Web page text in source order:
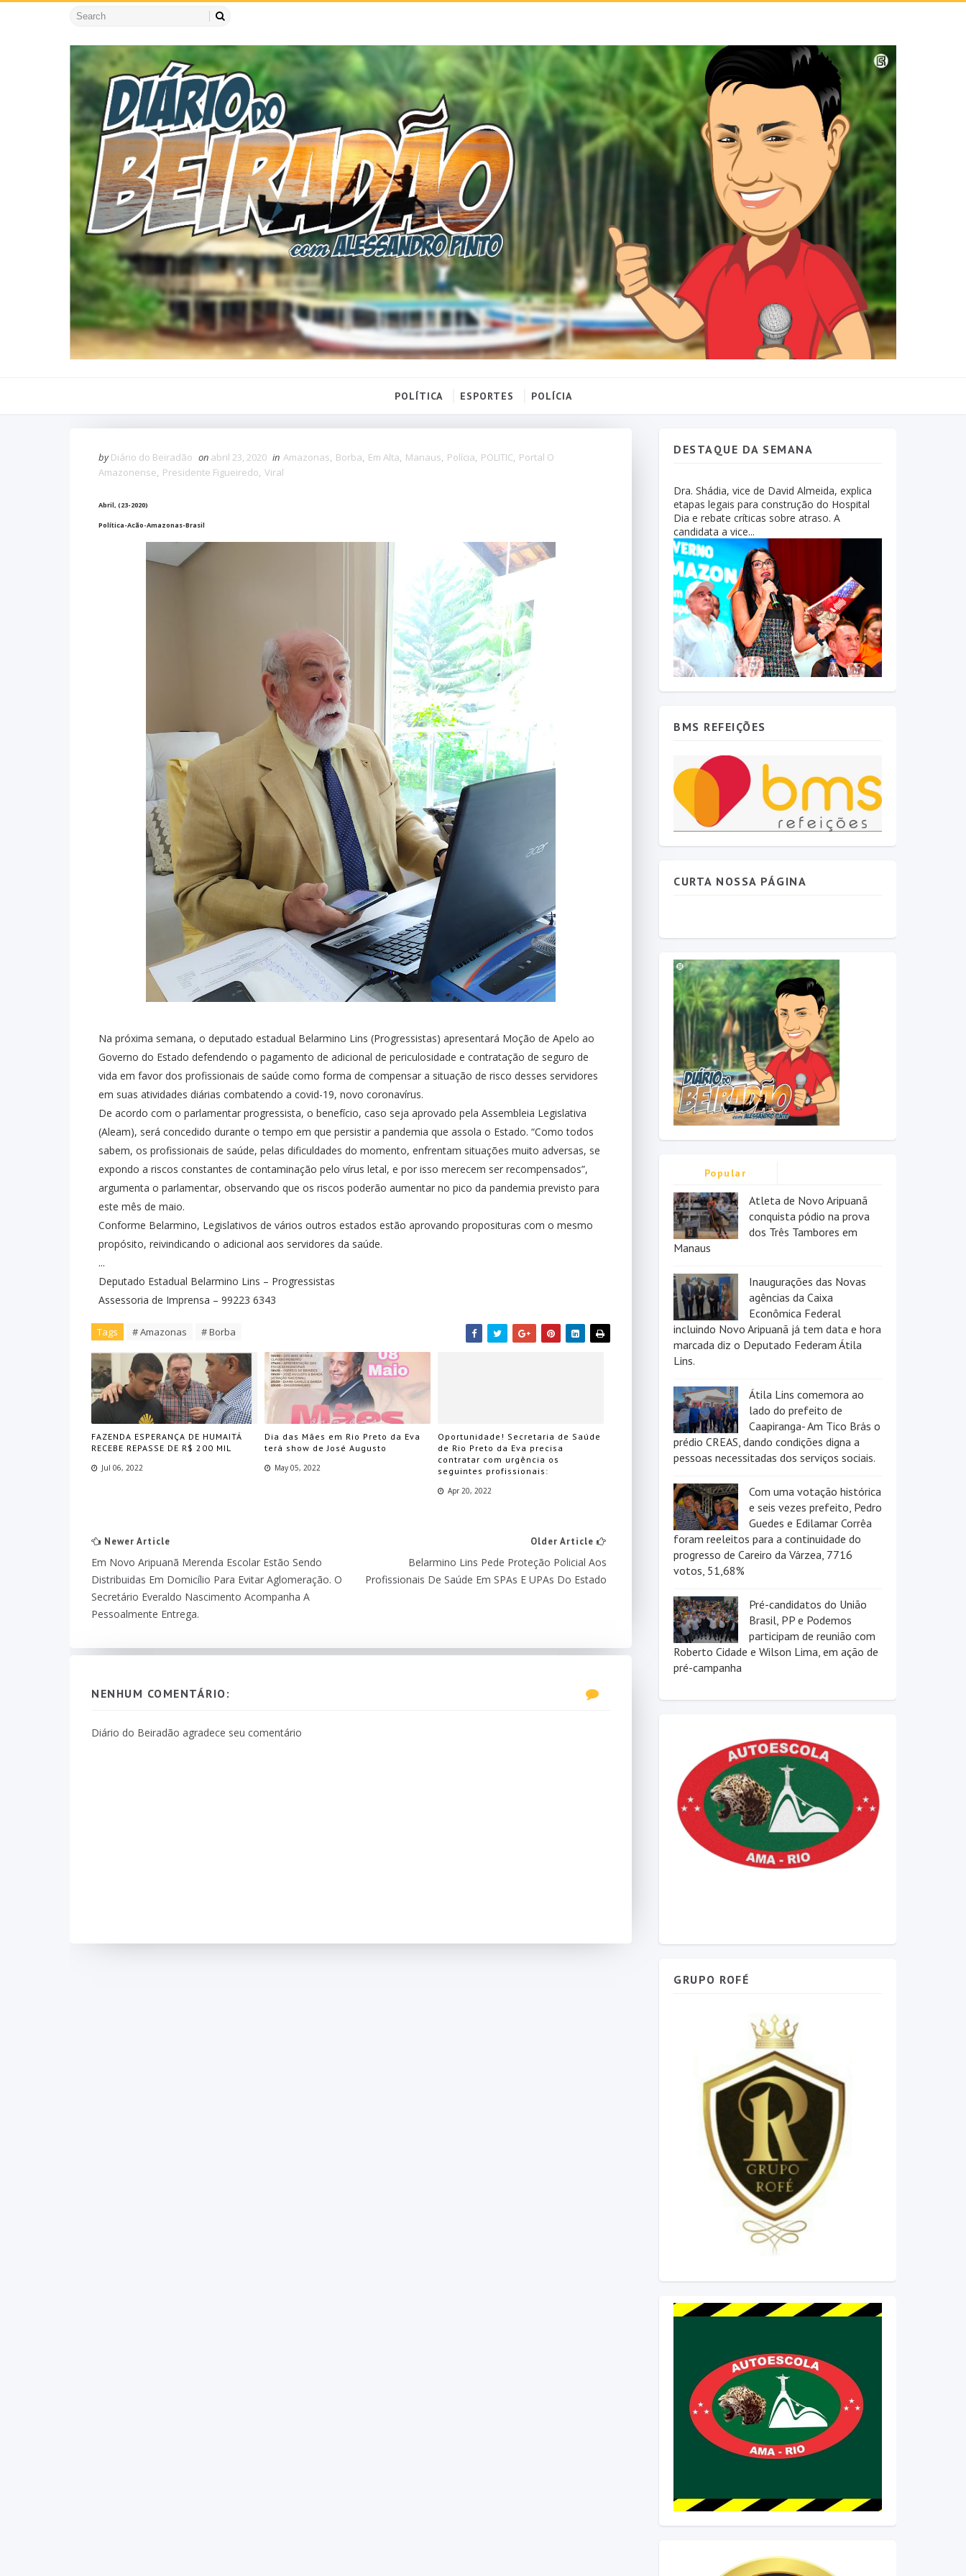
POLÍTICA ESPORTES POLÍCIA
by Diário do Beiradão on abril 23, 2020 in Amazonas, Borba, Em Alta, Manaus, Polícia, POLITIC, Portal O
Amazonense, Presidente Figueiredo, Viral
Abril, (23-2020)
Política-Acão-Amazonas-Brasil
Na próxima semana, o deputado estadual Belarmino Lins (Progressistas) apresentará Moção de Apelo ao
Governo do Estado defendendo o pagamento de adicional de periculosidade e contratação de seguro de
vida em favor dos profissionais de saúde como forma de compensar a situação de risco desses servidores
em suas atividades diárias combatendo a covid-19, novo coronavírus.
De acordo com o parlamentar progressista, o benefício, caso seja aprovado pela Assembleia Legislativa
(Aleam), será concedido durante o tempo em que persistir a pandemia que assola o Estado. “Como todos
sabem, os profissionais de saúde, pelas dificuldades do momento, enfrentam situações muito adversas, se
expondo a riscos constantes de contaminação pelo vírus letal, e por isso merecem ser recompensados”,
argumenta o parlamentar, observando que os riscos poderão aumentar no pico da pandemia previsto para
este mês de maio.
Conforme Belarmino, Legislativos de vários outros estados estão aprovando proposituras com o mesmo
propósito, reivindicando o adicional aos servidores da saúde.
...
Deputado Estadual Belarmino Lins – Progressistas
Assessoria de Imprensa – 99223 6343
Tags # Amazonas # Borba
FAZENDA ESPERANÇA DE HUMAITÁ
RECEBE REPASSE DE R$ 200 MIL
Jul 06, 2022
Dia das Mães em Rio Preto da Eva
terá show de José Augusto
May 05, 2022
Oportunidade! Secretaria de Saúde
de Rio Preto da Eva precisa
contratar com urgência os
seguintes profissionais:
Apr 20, 2022
Newer Article
Em Novo Aripuanã Merenda Escolar Estão Sendo
Distribuidas Em Domicílio Para Evitar Aglomeração. O
Secretário Everaldo Nascimento Acompanha A
Pessoalmente Entrega.
Older Article
Belarmino Lins Pede Proteção Policial Aos
Profissionais De Saúde Em SPAs E UPAs Do Estado
NENHUM COMENTÁRIO:
Diário do Beiradão agradece seu comentário
DESTAQUE DA SEMANA
Dra. Shádia, vice de David Almeida, explica
etapas legais para construção do Hospital
Dia e rebate críticas sobre atraso. A
candidata a vice...
BMS REFEIÇÕES
CURTA NOSSA PÁGINA
Popular
Atleta de Novo Aripuanã
conquista pódio na prova
dos Três Tambores em
Manaus
Inaugurações das Novas
agências da Caixa
Econômica Federal
incluindo Novo Aripuanã já tem data e hora
marcada diz o Deputado Federam Átila
Lins.
Átila Lins comemora ao
lado do prefeito de
Caapiranga- Am Tico Brás o
prédio CREAS, dando condições digna a
pessoas necessitadas dos serviços sociais.
Com uma votação histórica
e seis vezes prefeito, Pedro
Guedes e Edilamar Corrêa
foram reeleitos para a continuidade do
progresso de Careiro da Várzea, 7716
votos, 51,68%
Pré-candidatos do União
Brasil, PP e Podemos
participam de reunião com
Roberto Cidade e Wilson Lima, em ação de
pré-campanha
GRUPO ROFÉ